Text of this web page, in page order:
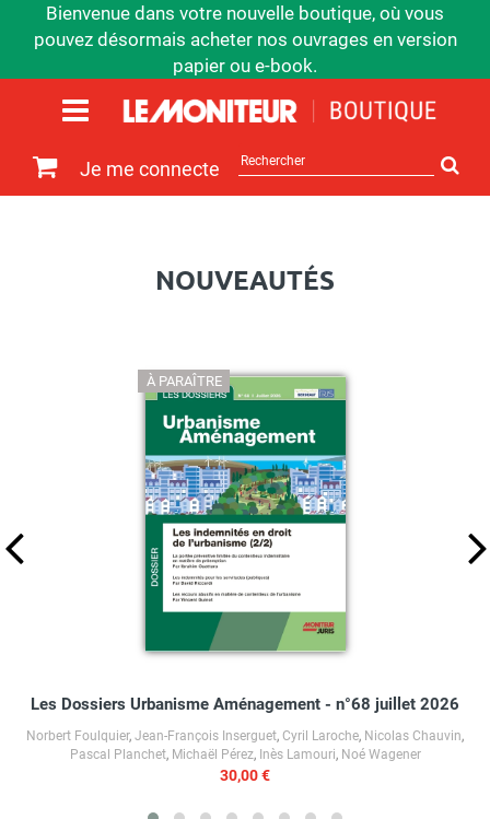
Bienvenue dans votre nouvelle boutique, où vous
pouvez désormais acheter nos ouvrages en version
papier ou e-book.
Je me connecte
sur
le
NOUVEAUTÉS
À PARAÎTRE
Les Dossiers Urbanisme Aménagement - n°68 juillet 2026
Norbert Foulquier, Jean-François Inserguet, Cyril Laroche, Nicolas Chauvin,
Pascal Planchet, Michaël Pérez, Inès Lamouri, Noé Wagener
30,00 €